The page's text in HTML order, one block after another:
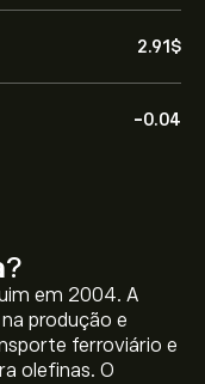
2.91‎$‎
-0.04
?
em 2004. A
produção e
ferroviário e
olefinas. O